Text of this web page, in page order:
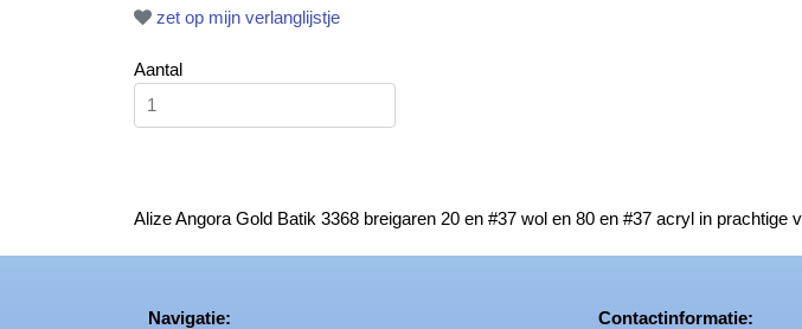
zet op mijn verlanglijstje
Aantal
Alize Angora Gold Batik 3368 breigaren 20 en #37 wol en 80 en #37 acryl in prachtige
Navigatie: Contactinformatie: